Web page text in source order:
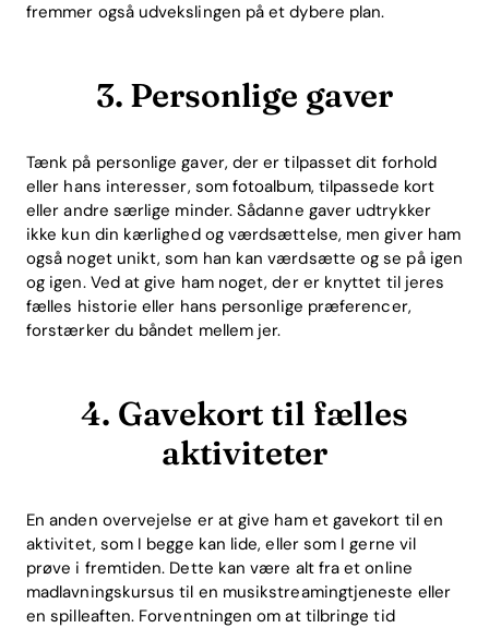
fremmer også udvekslingen på et dybere plan.
3. Personlige gaver
Tænk på personlige gaver, der er tilpasset dit forhold
eller hans interesser, som fotoalbum, tilpassede kort
eller andre særlige minder. Sådanne gaver udtrykker
ikke kun din kærlighed og værdsættelse, men giver ham
også noget unikt, som han kan værdsætte og se på igen
og igen. Ved at give ham noget, der er knyttet til jeres
fælles historie eller hans personlige præferencer,
forstærker du båndet mellem jer.
4. Gavekort til fælles
aktiviteter
En anden overvejelse er at give ham et gavekort til en
aktivitet, som I begge kan lide, eller som I gerne vil
prøve i fremtiden. Dette kan være alt fra et online
madlavningskursus til en musikstreamingtjeneste eller
en spilleaften. Forventningen om at tilbringe tid